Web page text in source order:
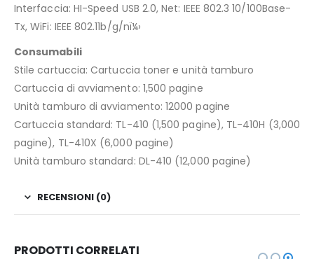
Interfaccia: HI-Speed USB 2.0, Net: IEEE 802.3 10/100Base-
Tx, WiFi: IEEE 802.11b/g/nï¼›
Consumabili
Stile cartuccia: Cartuccia toner e unità tamburo
Cartuccia di avviamento: 1,500 pagine
Unità tamburo di avviamento: 12000 pagine
Cartuccia standard: TL-410 (1,500 pagine), TL-410H (3,000
pagine), TL-410X (6,000 pagine)
Unità tamburo standard: DL-410 (12,000 pagine)
RECENSIONI (0)
PRODOTTI CORRELATI